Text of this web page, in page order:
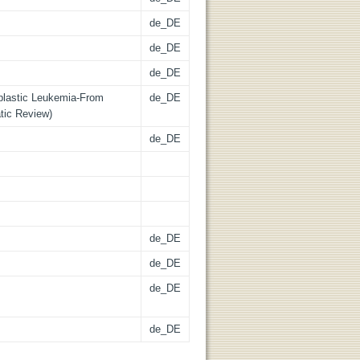
de_DE
de_DE
de_DE
Leukemia-From
Review)
de_DE
de_DE
de_DE
de_DE
de_DE
de_DE